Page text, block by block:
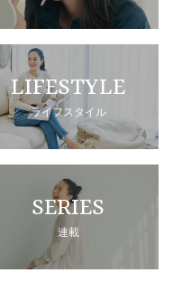
LIFESTYLE
ライフスタイル
SERIES
連載